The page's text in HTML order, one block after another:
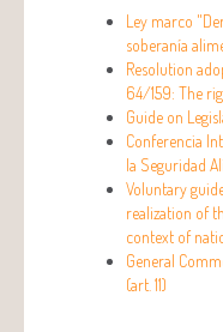
Ley marco
soberanía
Resolution
64/159: The
Guide on
Conferencia
la Seguridad
Voluntary
realization of
context of
General
(art. 11)